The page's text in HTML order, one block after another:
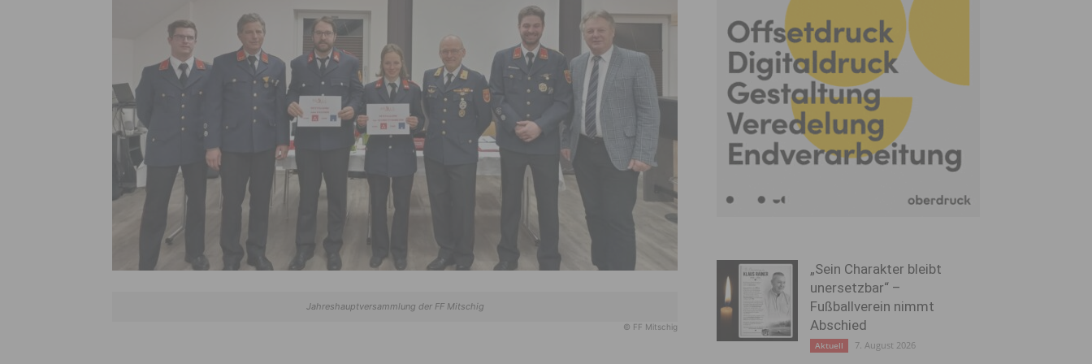
Jahreshauptversammlung der FF Mitschig
© FF Mitschig
„Sein Charakter bleibt
unersetzbar“ –
Fußballverein nimmt
Abschied
Aktuell 7. August 2026